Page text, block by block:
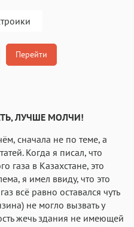
Аа
Fira Sans
Аа
Перейти
ЛУЧШЕ МОЛЧИ!
сначала не по теме, а
Когда я писал, что
газа в Казахстане, это
я имел ввиду, что это
всё равно оставался чуть
не могло вызвать у
жечь здания не имеющей